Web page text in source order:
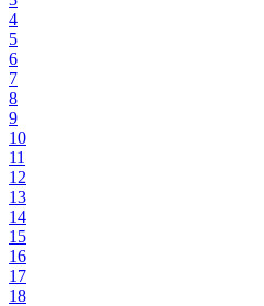
4
5
6
7
8
9
10
11
12
13
14
15
16
17
18